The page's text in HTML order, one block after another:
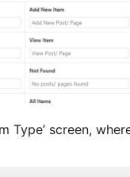
Type’ screen,